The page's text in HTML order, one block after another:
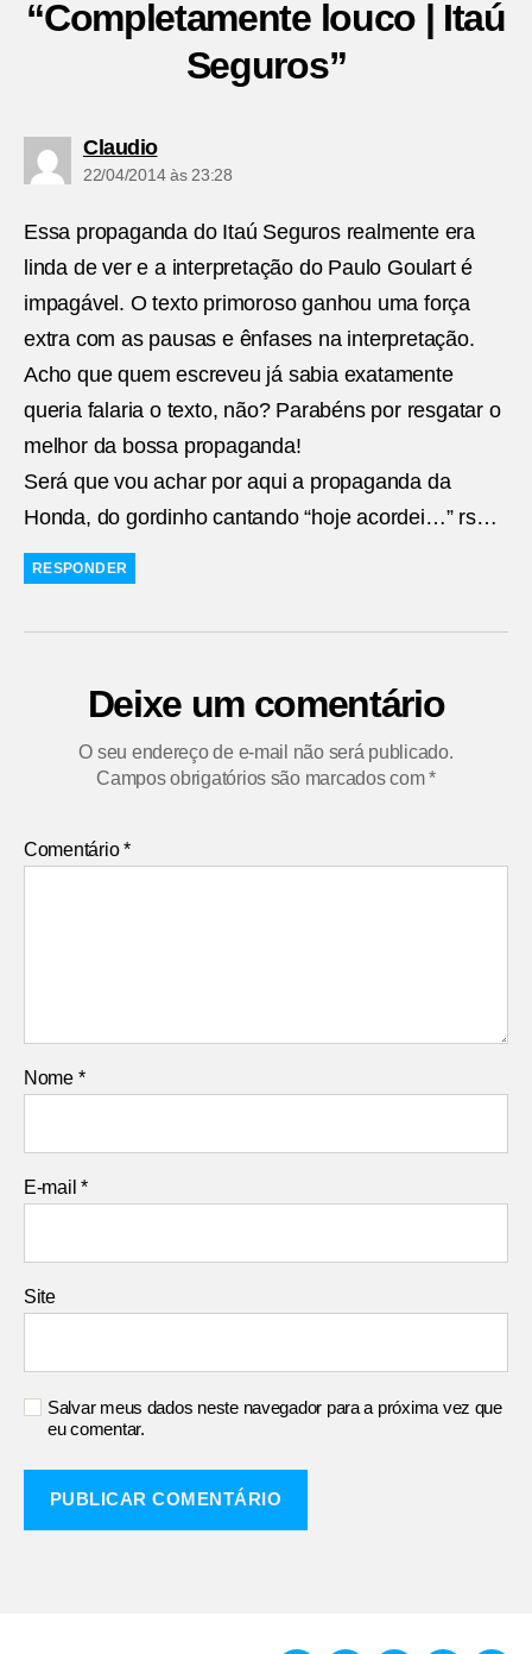
“Completamente louco | Itaú
Seguros”
Claudiodiz:
22/04/2014 às 23:28
Essa propaganda do Itaú Seguros realmente era
linda de ver e a interpretação do Paulo Goulart é
impagável. O texto primoroso ganhou uma força
extra com as pausas e ênfases na interpretação.
Acho que quem escreveu já sabia exatamente
queria falaria o texto, não? Parabéns por resgatar o
melhor da bossa propaganda!
Será que vou achar por aqui a propaganda da
Honda, do gordinho cantando “hoje acordei…” rs…
RESPONDER
Deixe um comentário
O seu endereço de e-mail não será publicado.
Campos obrigatórios são marcados com*
Comentário*
Nome *
E-mail*
Site
Salvar meus dados neste navegador para a próxima vez que
eu comentar.